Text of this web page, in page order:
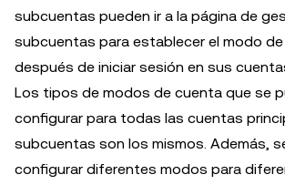
subcuentas pueden ir a la página de
subcuentas para establecer el modo
después de iniciar sesión en sus
Los tipos de modos de cuenta que se
configurar para todas las cuentas
subcuentas son los mismos. Además,
configurar diferentes modos para